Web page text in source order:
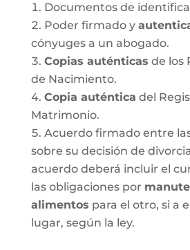
Documentos de
Poder firmado y
cónyuges a un abogado.
Copias auténticas de los
de Nacimiento.
Copia auténtica del
Matrimonio.
Acuerdo firmado entre
sobre su decisión de
acuerdo deberá incluir el
las obligaciones por
alimentos para el otro, si a
lugar, según la ley.